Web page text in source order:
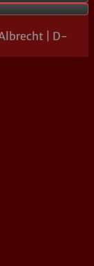
| D-